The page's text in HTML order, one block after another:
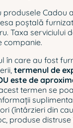
produsele Cadou
poştală
Taxa serviciului
companie.
în care au fost
termenul de
este de
termen se
(întârzieri din
produse distruse